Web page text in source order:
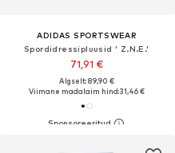
ADIDAS SPORTSWEAR
Spordidressipluusid ' Z.N.E.'
71,91 €
Algselt: 89,90 €
Viimane madalaim hind:31,46 €